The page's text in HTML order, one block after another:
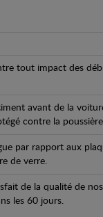
tout impact des
avant de la
contre la poussière
par rapport aux
de verre.
de la qualité de
les 60 jours.